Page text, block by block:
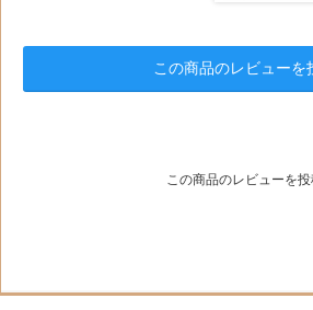
この商品のレビューを
この商品のレビューを